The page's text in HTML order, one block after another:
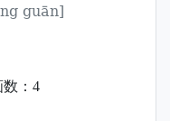
guān]
： 4